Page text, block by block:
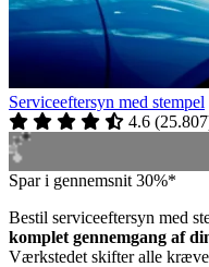
Serviceeftersyn med stempel
4.6 (25.807
Spar i gennemsnit 30%*
Bestil serviceeftersyn med
komplet gennemgang af
Værkstedet skifter alle